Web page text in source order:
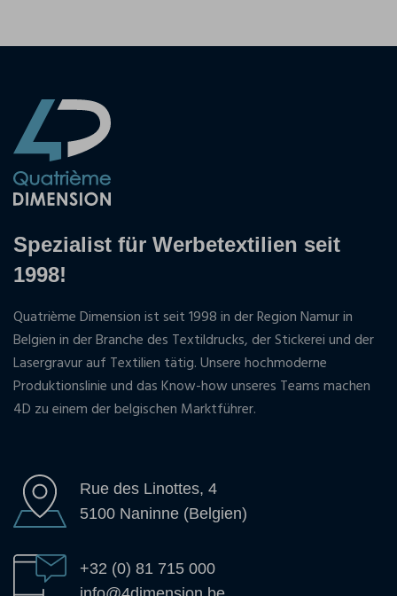
Spezialist für Werbetextilien seit
1998!
Quatrième Dimension ist seit 1998 in der Region Namur in
Belgien in der Branche des Textildrucks, der Stickerei und der
Lasergravur auf Textilien tätig. Unsere hochmoderne
Produktionslinie und das Know-how unseres Teams machen
4D zu einem der belgischen Marktführer.
Rue des Linottes, 4
5100 Naninne (Belgien)
+32 (0) 81 715 000